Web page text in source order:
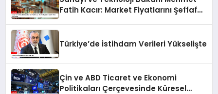
Fatih Kacır: Market Fiyatlarını Şeffaf
Türkiye’de İstihdam Verileri Yükselişte
Çin ve ABD Ticaret ve Ekonomi
Politikaları Çerçevesinde Küresel